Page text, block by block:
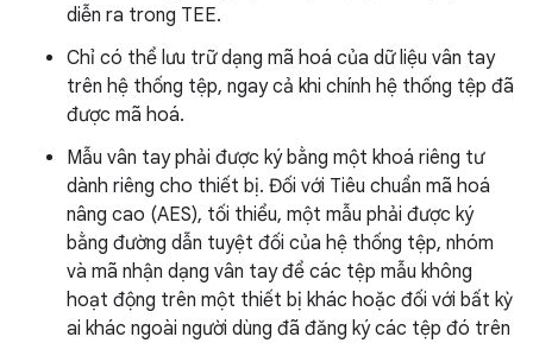
diễn ra trong TEE.
Chỉ có thể lưu trữ dạng mã hoá của dữ liệu vân tay
trên hệ thống tệp, ngay cả khi chính hệ thống tệp đã
được mã hoá.
Mẫu vân tay phải được ký bằng một khoá riêng tư
dành riêng cho thiết bị. Đối với Tiêu chuẩn mã hoá
nâng cao (AES), tối thiểu, một mẫu phải được ký
bằng đường dẫn tuyệt đối của hệ thống tệp, nhóm
và mã nhận dạng vân tay để các tệp mẫu không
hoạt động trên một thiết bị khác hoặc đối với bất kỳ
ai khác ngoài người dùng đã đăng ký các tệp đó trên